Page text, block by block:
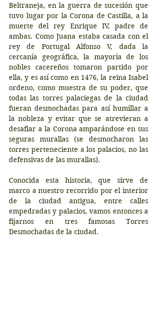
Beltraneja, en la guerra de sucesión que
tuvo lugar por la Corona de Castilla, a la
muerte del rey Enrique IV, padre de
ambas. Como Juana estaba casada con el
rey de Portugal Alfonso V, dada la
cercanía geográfica, la mayoría de los
nobles cacereños tomaron partido por
ella, y es así como en 1476, la reina Isabel
ordeno, como muestra de su poder, que
todas las torres palaciegas de la ciudad
fueran desmochadas para así humillar a
la nobleza y evitar que se atrevieran a
desafiar a la Corona amparándose en sus
seguras murallas (se desmocharon las
torres perteneciente a los palacios, no las
defensivas de las murallas).
Conocida esta historia, que sirve de
marco a nuestro recorrido por el interior
de la ciudad antigua, entre calles
empedradas y palacios, vamos entonces a
fijarnos en tres famosas Torres
Desmochadas de la ciudad.